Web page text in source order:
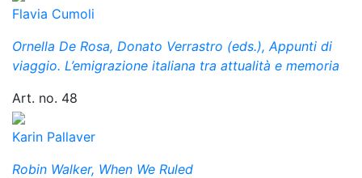
Flavia Cumoli
Ornella De Rosa, Donato Verrastro (eds.), Appunti di
viaggio. L’emigrazione italiana tra attualità e memoria
Art. no. 48
Karin Pallaver
Robin Walker, When We Ruled